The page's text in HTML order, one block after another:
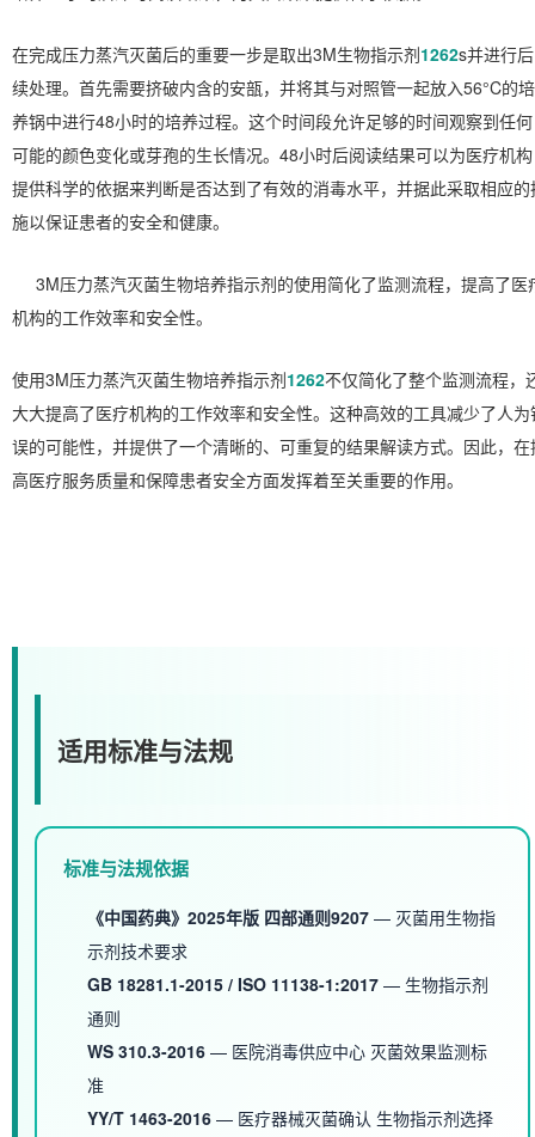
在完成压力蒸汽灭菌后的重要一步是取出3M生物指示剂1262s并进行后
续处理。首先需要挤破内含的安瓿，并将其与对照管一起放入56°C的培
养锅中进行48小时的培养过程。这个时间段允许足够的时间观察到任何
可能的颜色变化或芽孢的生长情况。48小时后阅读结果可以为医疗机构
提供科学的依据来判断是否达到了有效的消毒水平，并据此采取相应的
施以保证患者的安全和健康。
3M压力蒸汽灭菌生物培养指示剂的使用简化了监测流程，提高了医
机构的工作效率和安全性。
使用3M压力蒸汽灭菌生物培养指示剂1262不仅简化了整个监测流程，
大大提高了医疗机构的工作效率和安全性。这种高效的工具减少了人为
误的可能性，并提供了一个清晰的、可重复的结果解读方式。因此，在
高医疗服务质量和保障患者安全方面发挥着至关重要的作用。
适用标准与法规
标准与法规依据
《中国药典》2025年版 四部通则9207 — 灭菌用生物指
示剂技术要求
GB 18281.1-2015 / ISO 11138-1:2017 — 生物指示剂
通则
WS 310.3-2016 — 医院消毒供应中心 灭菌效果监测标
准
YY/T 1463-2016 — 医疗器械灭菌确认 生物指示剂选择